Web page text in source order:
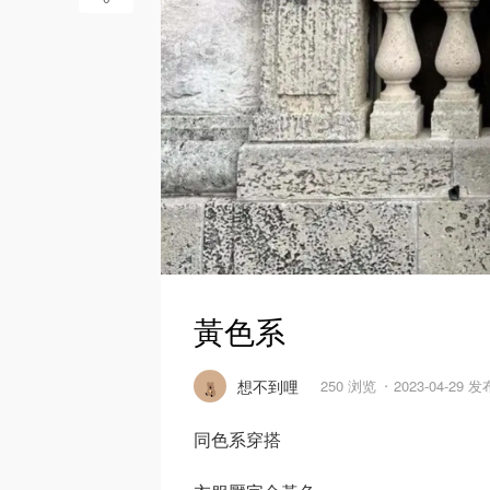
黃色系
想不到哩 250 浏览 2023-04-29 发
同色系穿搭